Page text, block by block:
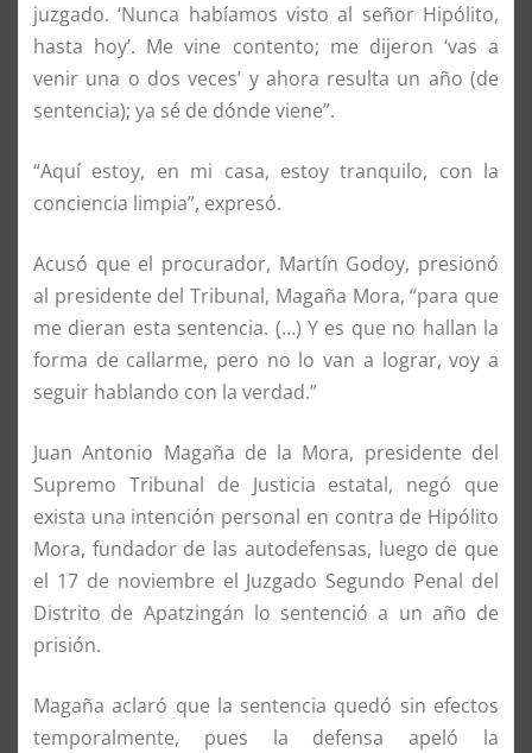
juzgado. ‘Nunca habíamos visto al señor Hipólito,
hasta hoy’. Me vine contento; me dijeron ‘vas a
venir una o dos veces’ y ahora resulta un año (de
sentencia); ya sé de dónde viene”.
“Aquí estoy, en mi casa, estoy tranquilo, con la
conciencia limpia”, expresó.
Acusó que el procurador, Martín Godoy, presionó
al presidente del Tribunal, Magaña Mora, “para que
me dieran esta sentencia. (…) Y es que no hallan la
forma de callarme, pero no lo van a lograr, voy a
seguir hablando con la verdad.”
Juan Antonio Magaña de la Mora, presidente del
Supremo Tribunal de Justicia estatal, negó que
exista una intención personal en contra de Hipólito
Mora, fundador de las autodefensas, luego de que
el 17 de noviembre el Juzgado Segundo Penal del
Distrito de Apatzingán lo sentenció a un año de
prisión.
Magaña aclaró que la sentencia quedó sin efectos
temporalmente, pues la defensa apeló la